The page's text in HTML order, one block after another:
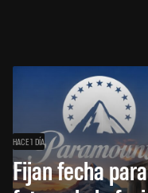
HACE 1 DÍA
Fijan fecha